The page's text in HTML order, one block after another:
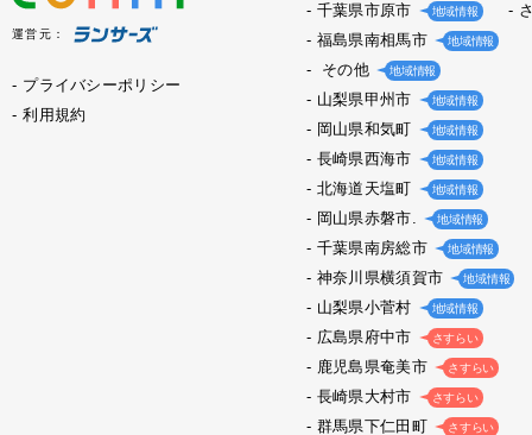
運営元：
プライバシーポリシー
利用規約
千葉県市原市 地域情報
福島県南相馬市 地域情報
その他 地域情報
山梨県甲州市 地域情報
岡山県和気町 地域情報
長崎県西海市 地域情報
北海道天塩町 地域情報
岡山県赤磐市. 地域情報
千葉県南房総市 地域情報
神奈川県横須賀市 地域情報
山梨県小菅村 地域情報
広島県府中市 さすらい
鹿児島県奄美市 さすらい
長崎県大村市 さすらい
群馬県下仁田町 さすらい